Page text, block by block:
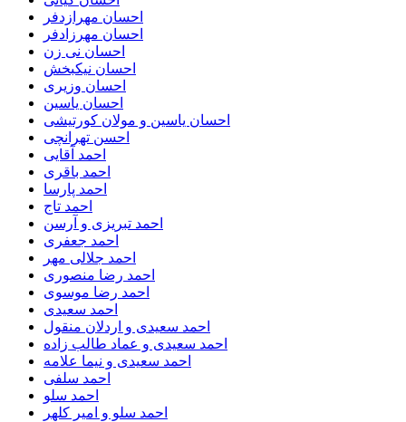
احسان مهرازدفر
احسان مهرزادفر
احسان نی زن
احسان نیکبخش
احسان وزیری
احسان یاسین
احسان یاسین و مولان کورتیشی
احسن تهرانچی
احمد آقایی
احمد باقری
احمد پارسا
احمد تاج
احمد تبریزی و آرسن
احمد جعفری
احمد جلالی مهر
احمد رضا منصوری
احمد رضا موسوی
احمد سعیدی
احمد سعیدی و اردلان منقول
احمد سعیدی و عماد طالب زاده
احمد سعیدی و نیما علامه
احمد سلفی
احمد سلو
احمد سلو و امیر کلهر